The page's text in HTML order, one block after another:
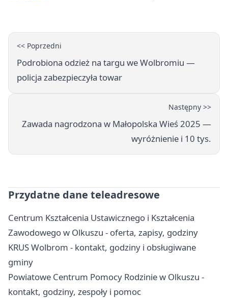
<< Poprzedni
Podrobiona odzież na targu we Wolbromiu —
policja zabezpieczyła towar
Następny >>
Zawada nagrodzona w Małopolska Wieś 2025 —
wyróżnienie i 10 tys.
Przydatne dane teleadresowe
Centrum Kształcenia Ustawicznego i Kształcenia
Zawodowego w Olkuszu - oferta, zapisy, godziny
KRUS Wolbrom - kontakt, godziny i obsługiwane
gminy
Powiatowe Centrum Pomocy Rodzinie w Olkuszu -
kontakt, godziny, zespoły i pomoc